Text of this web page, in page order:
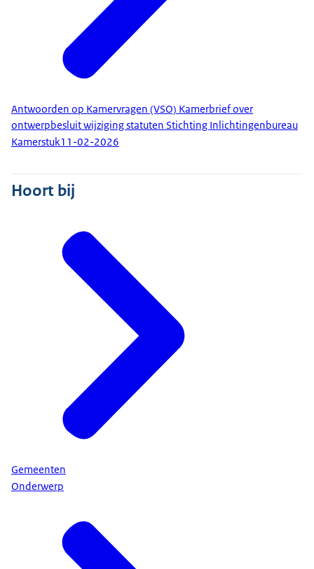
Antwoorden op Kamervragen (VSO) Kamerbrief over
ontwerpbesluit wijziging statuten Stichting Inlichtingenbureau
Kamerstuk11-02-2026
Hoort bij
Gemeenten
Onderwerp